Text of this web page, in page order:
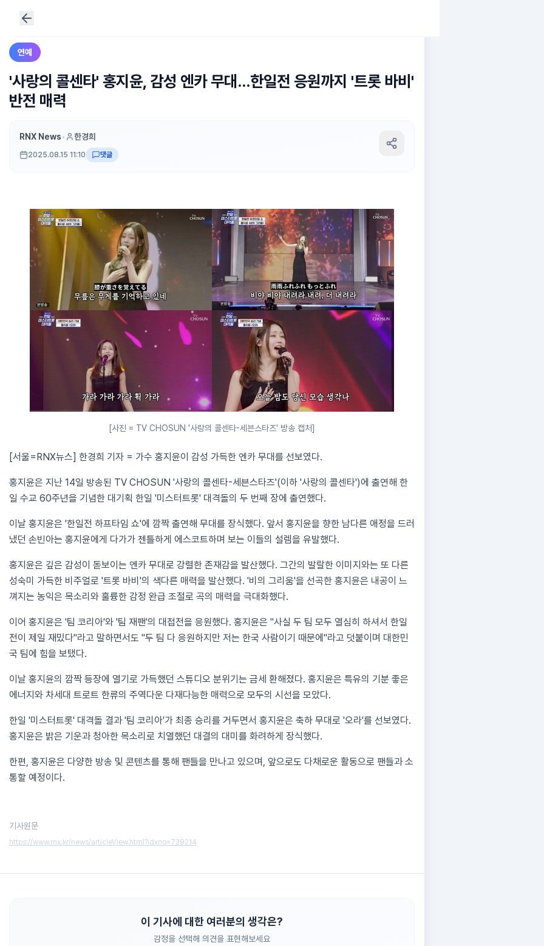
연예
'사랑의 콜센타' 홍지윤, 감성 엔카 무대…한일전 응원까지 '트롯 바비'
반전 매력
RNX News• 한경희
2025.08.15 11:10 댓글
[사진 = TV CHOSUN '사랑의 콜센타-세븐스타즈' 방송 캡처]
[서울=RNX뉴스] 한경희 기자 = 가수 홍지윤이 감성 가득한 엔카 무대를 선보였다.
홍지윤은 지난 14일 방송된 TV CHOSUN '사랑의 콜센타-세븐스타즈'(이하 '사랑의 콜센타')에 출연해 한
일 수교 60주년을 기념한 대기획 한일 '미스터트롯' 대격돌의 두 번째 장에 출연했다.
이날 홍지윤은 '한일전 하프타임 쇼'에 깜짝 출연해 무대를 장식했다. 앞서 홍지윤을 향한 남다른 애정을 드러
냈던 손빈아는 홍지윤에게 다가가 젠틀하게 에스코트하며 보는 이들의 설렘을 유발했다.
홍지윤은 깊은 감성이 돋보이는 엔카 무대로 강렬한 존재감을 발산했다. 그간의 발랄한 이미지와는 또 다른
성숙미 가득한 비주얼로 '트롯 바비'의 색다른 매력을 발산했다. '비의 그리움'을 선곡한 홍지윤은 내공이 느
껴지는 농익은 목소리와 훌륭한 감정 완급 조절로 곡의 매력을 극대화했다.
이어 홍지윤은 '팀 코리아'와 '팀 재팬'의 대접전을 응원했다. 홍지윤은 "사실 두 팀 모두 열심히 하셔서 한일
전이 제일 재밌다"라고 말하면서도 "두 팀 다 응원하지만 저는 한국 사람이기 때문에"라고 덧붙이며 대한민
국 팀에 힘을 보탰다.
이날 홍지윤의 깜짝 등장에 열기로 가득했던 스튜디오 분위기는 금세 환해졌다. 홍지윤은 특유의 기분 좋은
에너지와 차세대 트로트 한류의 주역다운 다재다능한 매력으로 모두의 시선을 모았다.
한일 '미스터트롯' 대격돌 결과 '팀 코리아'가 최종 승리를 거두면서 홍지윤은 축하 무대로 '오라'를 선보였다.
홍지윤은 밝은 기운과 청아한 목소리로 치열했던 대결의 대미를 화려하게 장식했다.
한편, 홍지윤은 다양한 방송 및 콘텐츠를 통해 팬들을 만나고 있으며, 앞으로도 다채로운 활동으로 팬들과 소
통할 예정이다.
기사원문
https://www.rnx.kr/news/articleView.html?idxno=729214
이 기사에 대한 여러분의 생각은?
감정을 선택해 의견을 표현해보세요